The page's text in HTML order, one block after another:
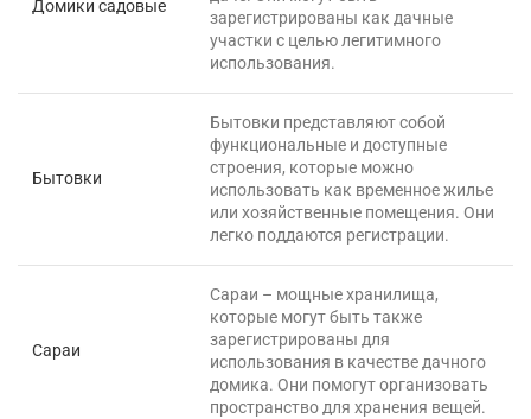
Домики садовые
зарегистрированы как дачные
участки с целью легитимного
использования.
Бытовки
Бытовки представляют собой
функциональные и доступные
строения, которые можно
использовать как временное жилье
или хозяйственные помещения. Они
легко поддаются регистрации.
Сараи
Сараи – мощные хранилища,
которые могут быть также
зарегистрированы для
использования в качестве дачного
домика. Они помогут организовать
пространство для хранения вещей.